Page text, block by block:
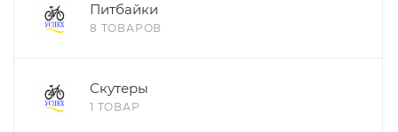
Питбайки
8 ТОВАРОВ
Скутеры
1 ТОВАР